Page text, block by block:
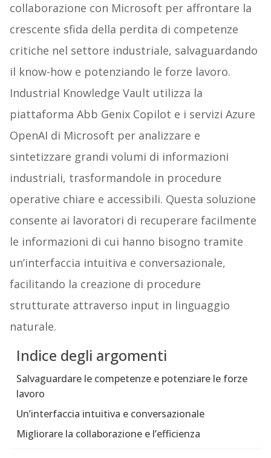
collaborazione con Microsoft per affrontare la
crescente sfida della perdita di competenze
critiche nel settore industriale, salvaguardando
il know-how e potenziando le forze lavoro.
Industrial Knowledge Vault utilizza la
piattaforma Abb Genix Copilot e i servizi Azure
OpenAI di Microsoft per analizzare e
sintetizzare grandi volumi di informazioni
industriali, trasformandole in procedure
operative chiare e accessibili. Questa soluzione
consente ai lavoratori di recuperare facilmente
le informazioni di cui hanno bisogno tramite
un’interfaccia intuitiva e conversazionale,
facilitando la creazione di procedure
strutturate attraverso input in linguaggio
naturale.
Indice degli argomenti
Salvaguardare le competenze e potenziare le forze
lavoro
Un’interfaccia intuitiva e conversazionale
Migliorare la collaborazione e l’efficienza